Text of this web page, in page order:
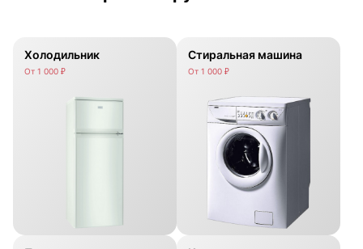
Холодильник
От 1 000 ₽
Стиральная машина
От 1 000 ₽